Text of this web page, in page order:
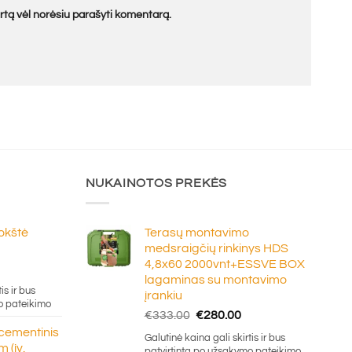
vėl norėsiu parašyti komentarą.
ir bus
pateikimo
(įv.
NUKAINOTOS PREKĖS
Terasų montavimo
medsraigčių rinkinys HDS
4,8x60 2000vnt+ESSVE BOX
lagaminas su montavimo
įrankiu
€333.00 Original
price
was:
€280.00Current
price
is:
Galutinė kaina gali skirtis ir bus